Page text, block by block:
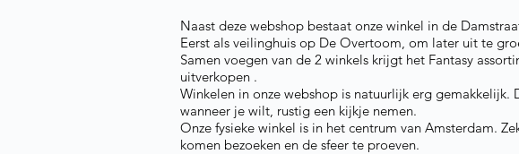
Naast deze webshop bestaat onze winkel in de
Eerst als veilinghuis op De Overtoom, om later uit te
Samen voegen van de 2 winkels krijgt het Fantasy
uitverkopen .
Winkelen in onze webshop is natuurlijk erg gemakkelijk.
wanneer je wilt, rustig een kijkje nemen.
Onze fysieke winkel is in het centrum van Amsterdam.
komen bezoeken en de sfeer te proeven.